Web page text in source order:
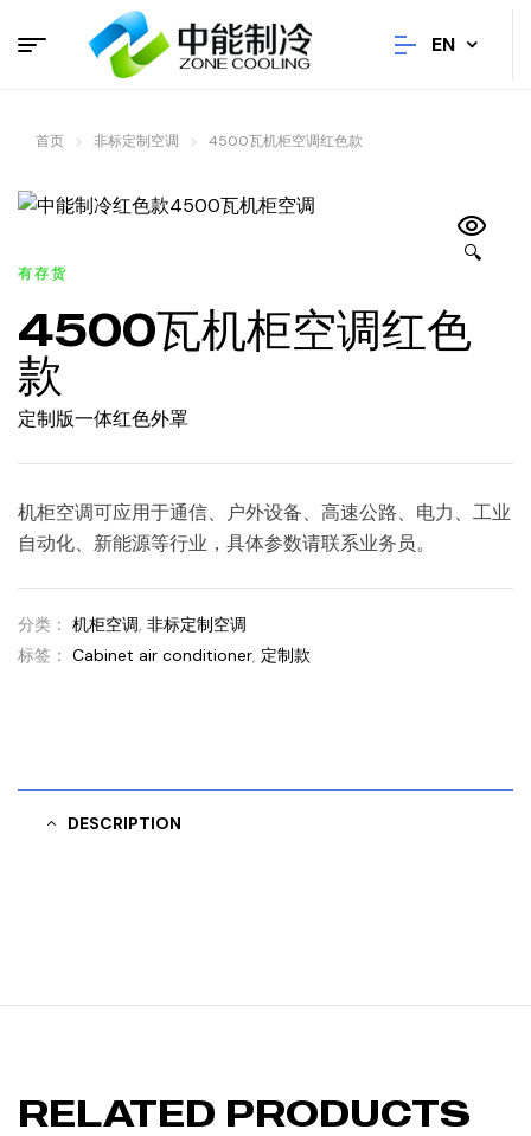
EN
首页 非标定制空调 4500瓦机柜空调红色款
🔍
有存货
4500瓦机柜空调红色
款
定制版一体红色外罩
机柜空调可应用于通信、户外设备、高速公路、电力、工业
自动化、新能源等行业，具体参数请联系业务员。
分类： 机柜空调, 非标定制空调
标签： Cabinet air conditioner, 定制款
DESCRIPTION
RELATED PRODUCTS